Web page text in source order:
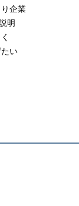
企業
明
い